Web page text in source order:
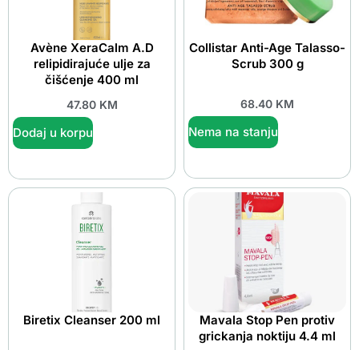
Avène XeraCalm A.D
relipidirajuće ulje za
čišćenje 400 ml
47.80 KM
Dodaj u korpu
Collistar Anti-Age Talasso-
Scrub 300 g
68.40 KM
Nema na stanju
Biretix Cleanser 200 ml
Mavala Stop Pen protiv
grickanja noktiju 4.4 ml